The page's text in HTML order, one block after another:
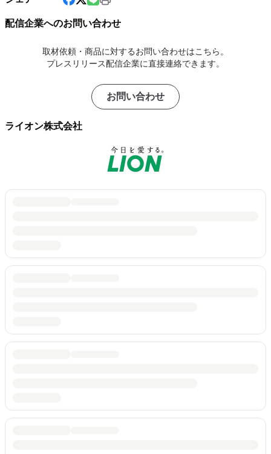
配信企業へのお問い合わせ
取材依頼・商品に対するお問い合わせはこちら。
プレスリリース配信企業に直接連絡できます。
お問い合わせ
ライオン株式会社